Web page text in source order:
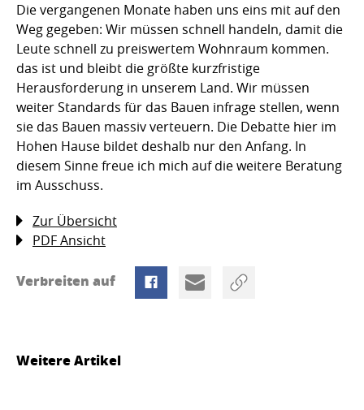
Die vergangenen Monate haben uns eins mit auf den
Weg gegeben: Wir müssen schnell handeln, damit die
Leute schnell zu preiswertem Wohnraum kommen.
das ist und bleibt die größte kurzfristige
Herausforderung in unserem Land. Wir müssen
weiter Standards für das Bauen infrage stellen, wenn
sie das Bauen massiv verteuern. Die Debatte hier im
Hohen Hause bildet deshalb nur den Anfang. In
diesem Sinne freue ich mich auf die weitere Beratung
im Ausschuss.
Zur Übersicht
PDF Ansicht
Verbreiten auf
Weitere Artikel